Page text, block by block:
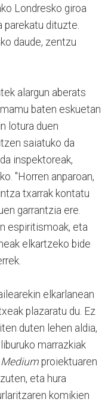
Londresko giroa
dituzte.
daude, zentzu
alargun aberats
baten eskuetan
lotura duen
saiatuko da
inspektoreak,
"Horren anparoan,
txarrak kontatu
garrantzia ere.
espiritismoak, eta
elkartzeko bide
elkarlanean
plazaratu du. Ez
duten lehen aldia,
marrazkiak
Medium proiektuaren
eta hura
komikien